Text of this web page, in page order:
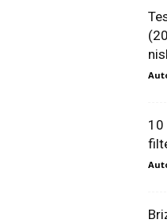
10